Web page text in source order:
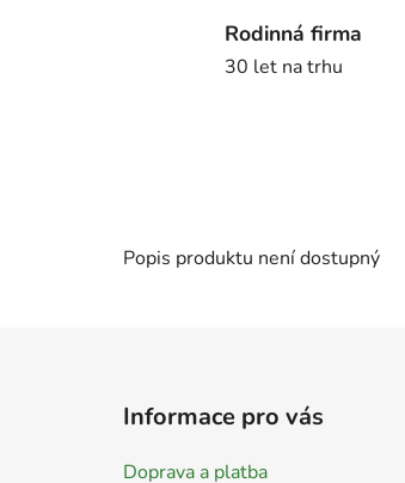
Rodinná firma
30 let na trhu
Popis produktu není dostupný
Informace pro vás
Doprava a platba